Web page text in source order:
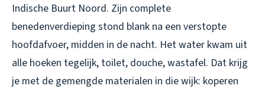
Indische Buurt Noord. Zijn complete
benedenverdieping stond blank na een verstopte
hoofdafvoer, midden in de nacht. Het water kwam uit
alle hoeken tegelijk, toilet, douche, wastafel. Dat krijg
je met de gemengde materialen in die wijk: koperen